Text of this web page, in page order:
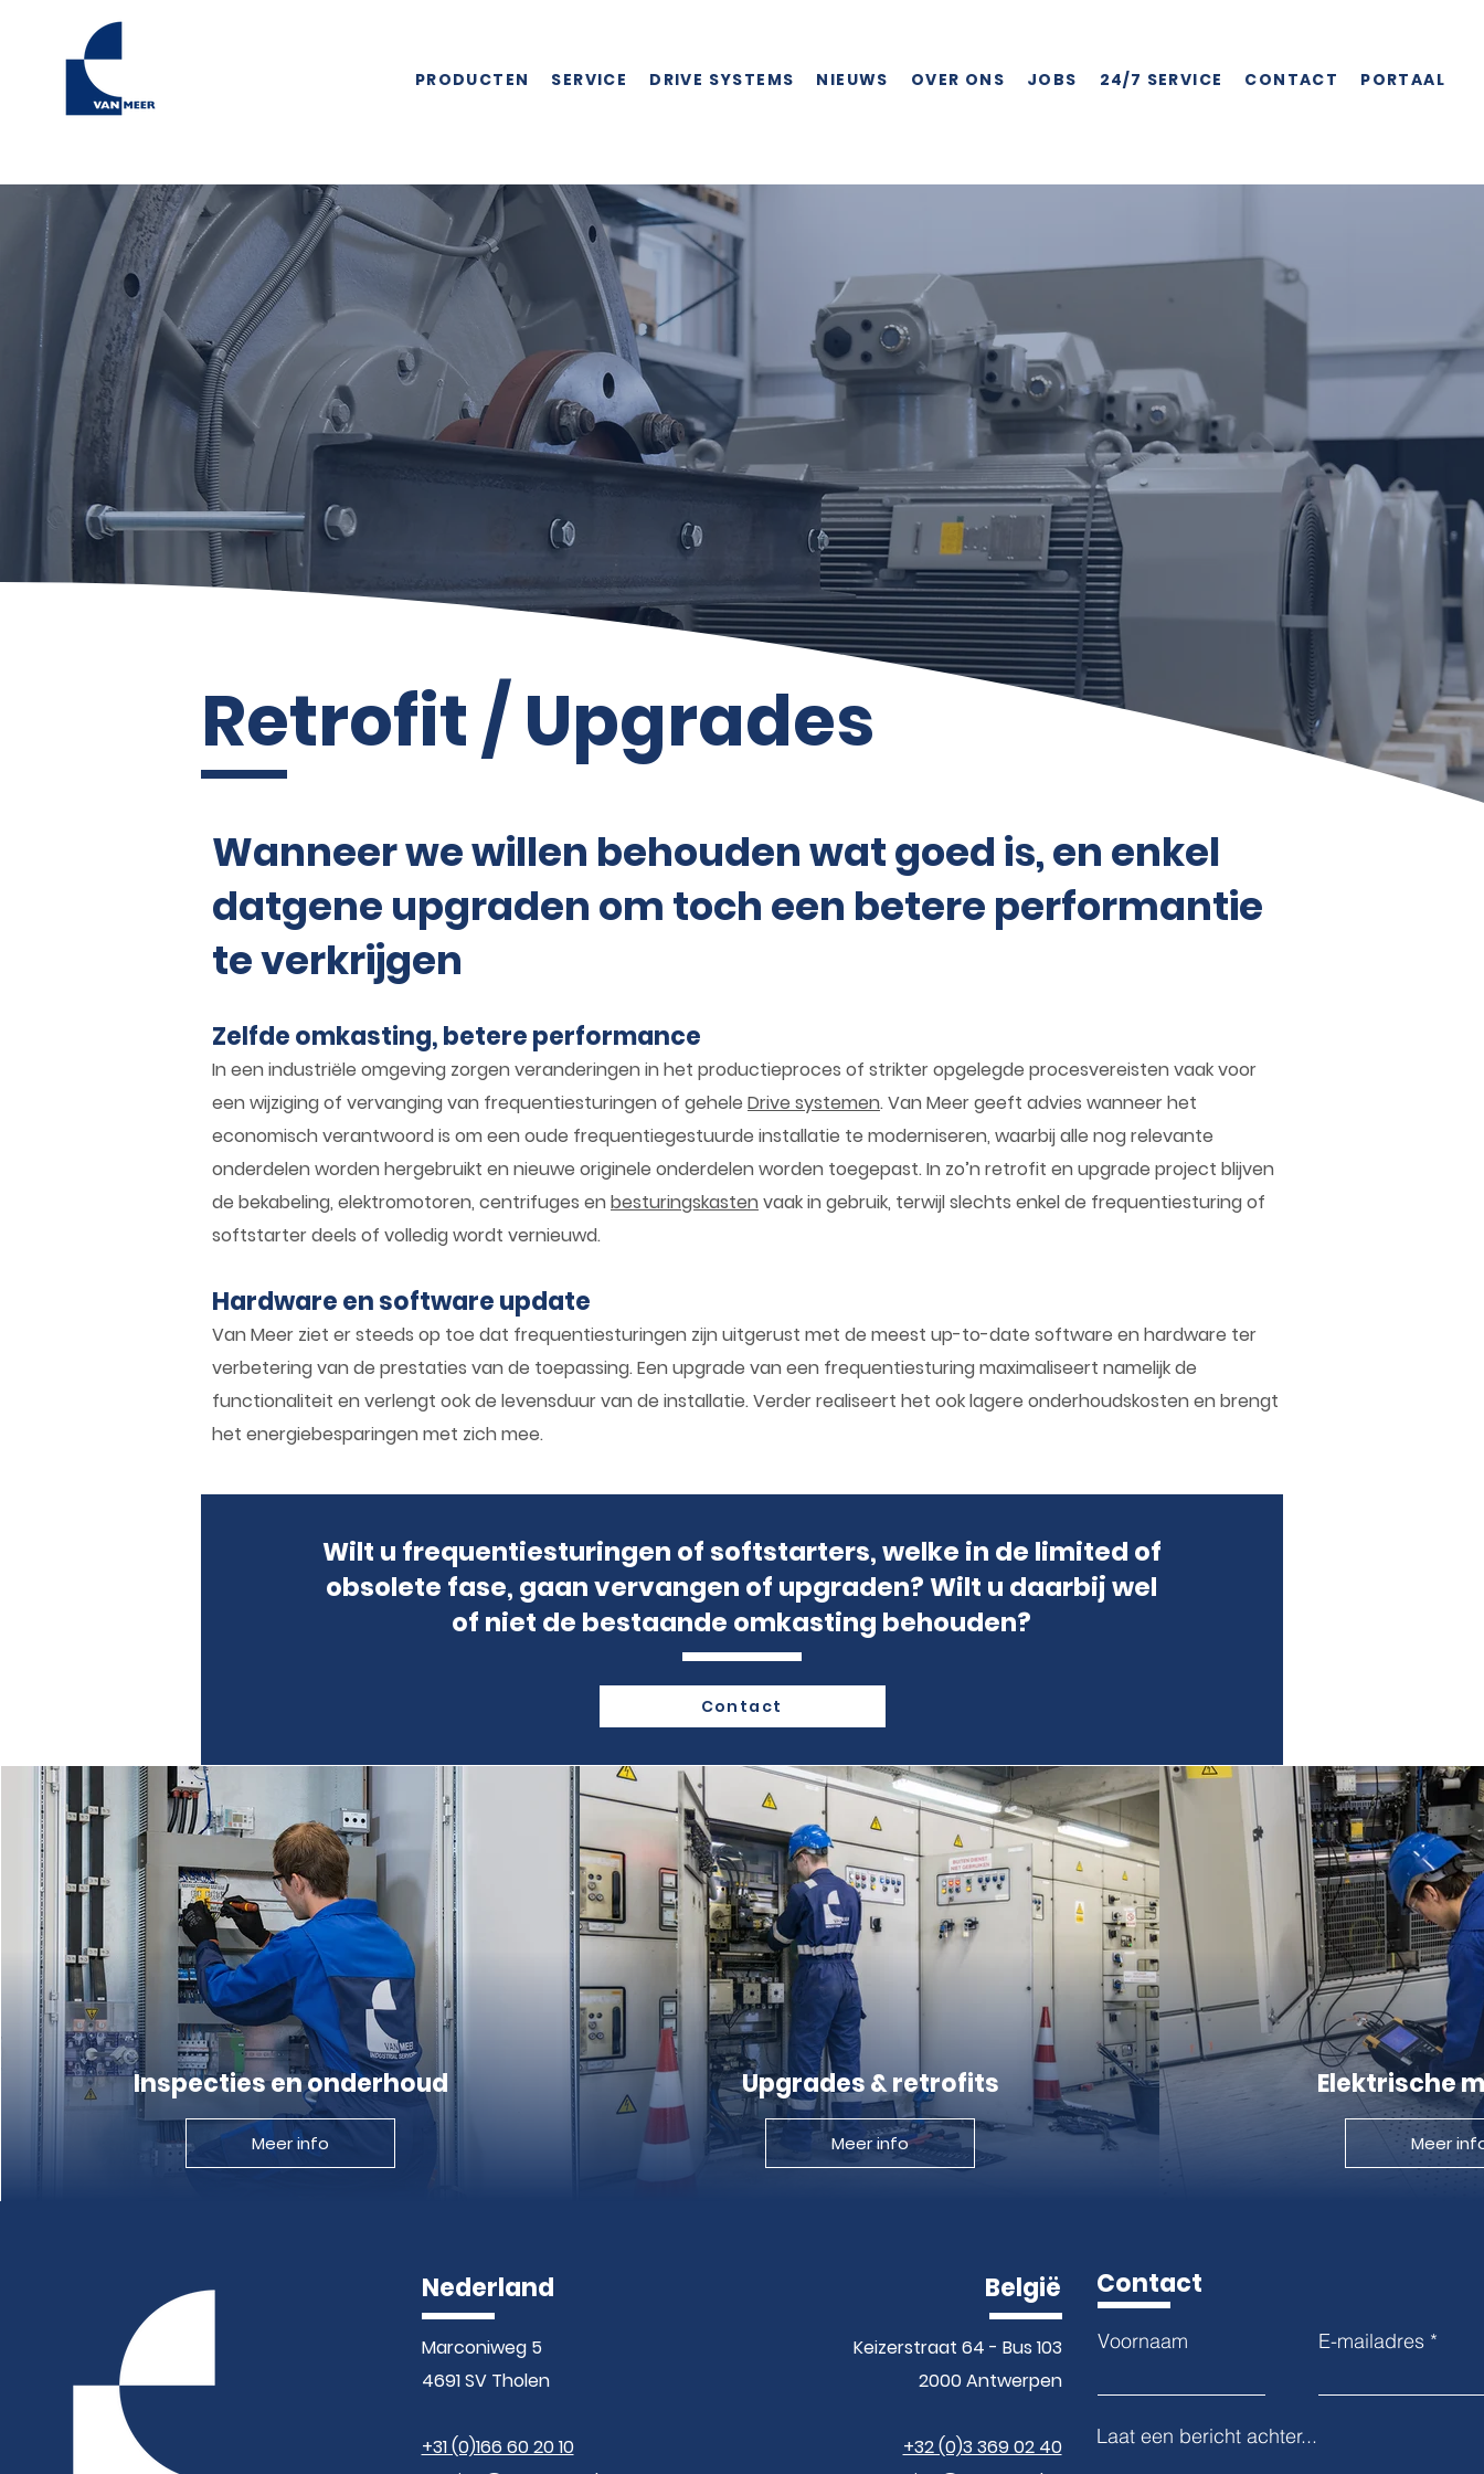
PRODUCTEN SERVICE DRIVE SYSTEMS NIEUWS OVER ONS JOBS 24/7 SERVICE CONTACT PORTAAL
Wanneer we willen behouden wat goed is, en enkel
datgene upgraden om toch een betere performantie
te verkrijgen
Zelfde omkasting, betere performance
In een industriële omgeving zorgen veranderingen in het productieproces of strikter opgelegde procesvereisten vaak voor
een wijziging of vervanging van frequentiesturingen of gehele Drive systemen. Van Meer geeft advies wanneer het
economisch verantwoord is om een oude frequentiegestuurde installatie te moderniseren, waarbij alle nog relevante
onderdelen worden hergebruikt en nieuwe originele onderdelen worden toegepast. In zo’n retrofit en upgrade project blijven
de bekabeling, elektromotoren, centrifuges enbesturingskastenvaak in gebruik, terwijl slechts enkel de frequentiesturing of
softstarter deels of volledig wordt vernieuwd.
Hardware en software update
Van Meer ziet er steeds op toe dat frequentiesturingen zijn uitgerust met de meest up-to-date software en hardware ter
verbetering van de prestaties van de toepassing. Een upgrade van een frequentiesturing maximaliseert namelijk de
functionaliteit en verlengt ook de levensduur van de installatie. Verder realiseert het ook lagere onderhoudskosten en brengt
het energiebesparingen met zich mee.
Retrofit / Upgrades
Wilt u frequentiesturingen of softstarters, welke in de limited of
obsolete fase, gaan vervangen of upgraden? Wilt u daarbij wel
of niet de bestaande omkasting behouden?
Contact
Inspecties en onderhoud
Meer info
Upgrades & retrofits
Meer info
Elektrische
Meer
Nederland
Marconiweg 5
4691 SV Tholen
+31 (0)166 60 20 10
België
Keizerstraat 64 - Bus 103
2000 Antwerpen
+32 (0)3 369 02 40
Contact
Voornaam E-mailadres
Laat een bericht achter...